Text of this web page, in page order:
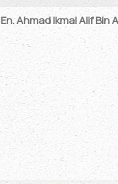
En. Ahmad Ikmal Alif Bin